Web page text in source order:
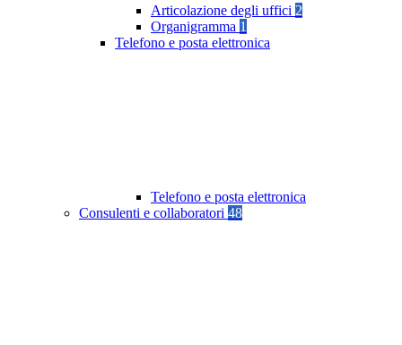
Articolazione degli uffici 2
Organigramma 1
Telefono e posta elettronica
Telefono e posta elettronica
Consulenti e collaboratori 48